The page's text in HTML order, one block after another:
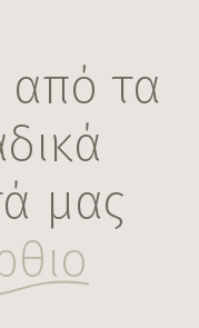
από τα
μας